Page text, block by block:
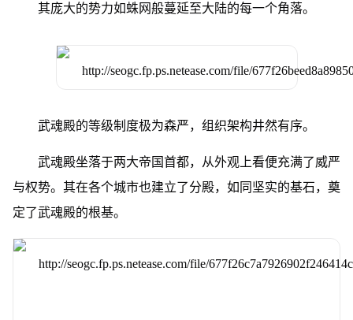
其庞大的势力如蛛网般蔓延至大陆的每一个角落。
武魂殿的等级制度极为森严，组织架构井然有序。
武魂殿坐落于两大帝国首都，从外观上看便充满了威严
与权势。其在各个城市也建立了分殿，如同坚实的基石，奠
定了武魂殿的根基。